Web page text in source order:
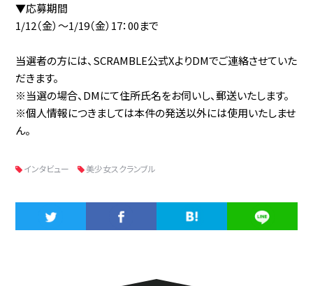
▼応募期間
1/12（金）〜1/19（金）17：00まで
当選者の方には、SCRAMBLE公式XよりDMでご連絡させていた
だきます。
※当選の場合、DMにて住所氏名をお伺いし、郵送いたします。
※個人情報につきましては本件の発送以外には使用いたしませ
ん。
インタビュー 美少女スクランブル